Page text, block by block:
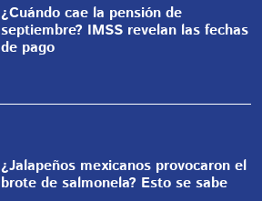
¿Cuándo cae la pensión de
septiembre? IMSS revelan las fechas
de pago
¿Jalapeños mexicanos provocaron el
brote de salmonela? Esto se sabe